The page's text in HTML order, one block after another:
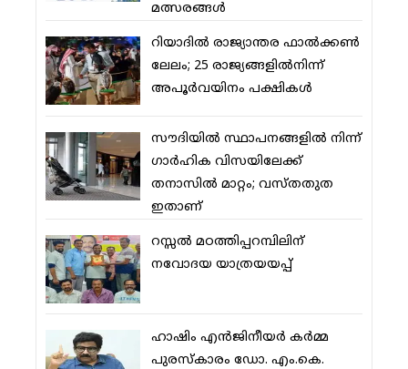
മത്സരങ്ങള്‍
റിയാദില്‍ രാജ്യാന്തര ഫാല്‍ക്കണ്‍
ലേലം; 25 രാജ്യങ്ങളില്‍നിന്ന്
അപൂര്‍വയിനം പക്ഷികള്‍
സൗദിയില്‍ സ്ഥാപനങ്ങളില്‍ നിന്ന്
ഗാര്‍ഹിക വിസയിലേക്ക്
തനാസില്‍ മാറ്റം; വസ്തതുത
ഇതാണ്
റസ്സല്‍ മഠത്തിപ്പറമ്പിലിന്
നവോദയ യാത്രയയപ്പ്
ഹാഷിം എന്‍ജിനീയര്‍ കര്‍മ്മ
പുരസ്‌കാരം ഡോ. എം.കെ.